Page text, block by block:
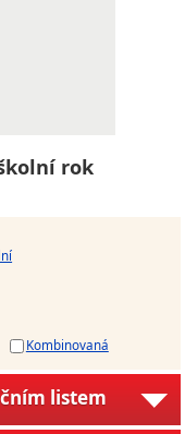
rok
Kombinovaná
listem